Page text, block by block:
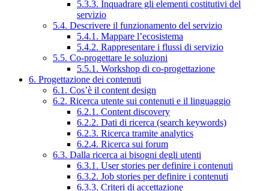
5.3.3. Inquadrare gli elementi costitutivi del
servizio
5.4. Descrivere il funzionamento del servizio
5.4.1. Mappare l’ecosistema
5.4.2. Rappresentare i flussi di servizio
5.5. Co-progettare le soluzioni
5.5.1. Workshop di co-progettazione
6. Progettazione dei contenuti
6.1. Cos’è il content design
6.2. Ricerca utente sui contenuti e il linguaggio
6.2.1. Content discovery
6.2.2. Dati di ricerca (search keywords)
6.2.3. Ricerca tramite analytics
6.2.4. Ricerca sui forum
6.3. Dalla ricerca ai bisogni degli utenti
6.3.1. User stories per definire i contenuti
6.3.2. Job stories per definire i contenuti
6.3.3. Criteri di accettazione